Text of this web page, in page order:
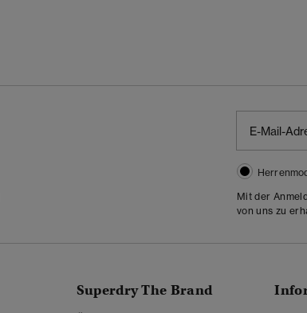
Mit der
von uns zu
Superdry The Brand